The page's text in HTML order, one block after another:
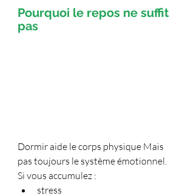
Pourquoi le repos ne suffit
pas
Dormir aide le corps physique Mais
pas toujours le système émotionnel.
Si vous accumulez :
stress